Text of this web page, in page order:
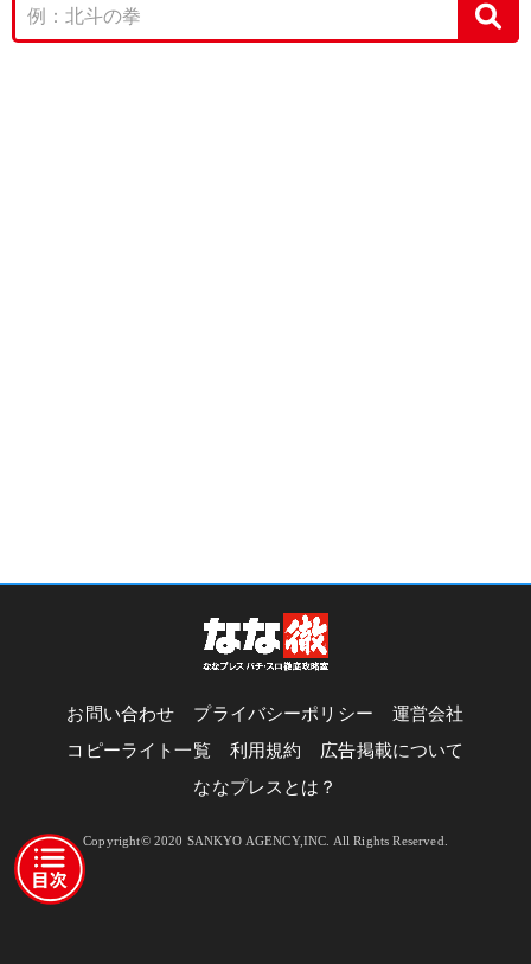
お問い合わせ プライバシーポリシー
運営会社
コピーライト一覧
利用規約
広告掲載について
ななプレスとは？
Copyright© 2020 SANKYO AGENCY,INC. All Rights Reserved.